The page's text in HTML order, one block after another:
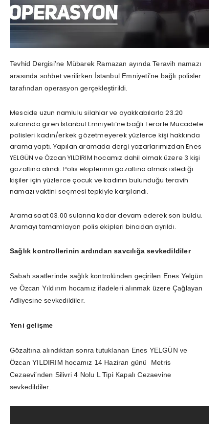
Tevhid Dergisi’ne Mübarek Ramazan ayında Teravih namazı
arasında sohbet verilirken İstanbul Emniyeti’ne bağlı polisler
tarafından operasyon gerçekleştirildi.
Mescide uzun namlulu silahlar ve ayakkabılarla 23.20
sularında giren İstanbul Emniyeti’ne bağlı Terörle Mücadele
polisleri kadın/erkek gözetmeyerek yüzlerce kişi hakkında
arama yaptı. Yapılan aramada dergi yazarlarımızdan Enes
YELGÜN ve Özcan YILDIRIM hocamız dahil olmak üzere 3 kişi
gözaltına alındı. Polis ekiplerinin gözaltına almak istediği
kişiler için yüzlerce çocuk ve kadının bulunduğu teravih
namazı vaktini seçmesi tepkiyle karşılandı.
Arama saat 03.00 sularına kadar devam ederek son buldu.
Aramayı tamamlayan polis ekipleri binadan ayrıldı.
Sağlık kontrollerinin ardından savcılığa sevkedildiler
Sabah saatlerinde sağlık kontrolünden geçirilen Enes Yelgün
ve Özcan Yıldırım hocamız ifadeleri alınmak üzere Çağlayan
Adliyesine sevkedildiler.
Yeni gelişme
Gözaltına alındıktan sonra tutuklanan Enes YELGÜN ve
Özcan YILDIRIM hocamız 14 Haziran günü Metris
Cezaevi’nden Silivri 4 Nolu L Tipi Kapalı Cezaevine
sevkedildiler.